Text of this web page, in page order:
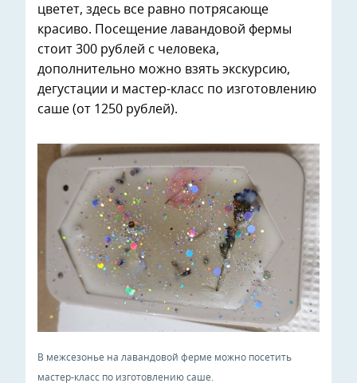
цветет, здесь все равно потрясающе
красиво. Посещение лавандовой фермы
стоит 300 рублей с человека,
дополнительно можно взять экскурсию,
дегустации и мастер-класс по изготовлению
саше (от 1250 рублей).
В межсезонье на лавандовой ферме можно посетить
мастер-класс по изготовлению саше.